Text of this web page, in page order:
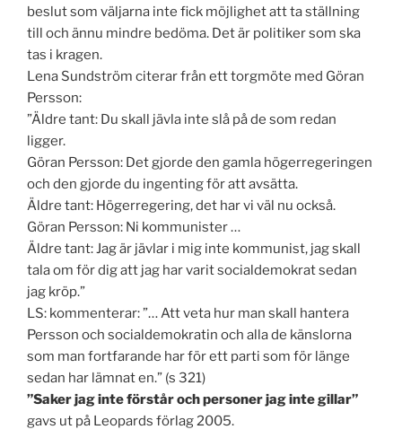
beslut som väljarna inte fick möjlighet att ta ställning
till och ännu mindre bedöma. Det är politiker som ska
tas i kragen.
Lena Sundström citerar från ett torgmöte med Göran
Persson:
”Äldre tant: Du skall jävla inte slå på de som redan
ligger.
Göran Persson: Det gjorde den gamla högerregeringen
och den gjorde du ingenting för att avsätta.
Äldre tant: Högerregering, det har vi väl nu också.
Göran Persson: Ni kommunister …
Äldre tant: Jag är jävlar i mig inte kommunist, jag skall
tala om för dig att jag har varit socialdemokrat sedan
jag kröp.”
LS: kommenterar: ”… Att veta hur man skall hantera
Persson och socialdemokratin och alla de känslorna
som man fortfarande har för ett parti som för länge
sedan har lämnat en.” (s 321)
”Saker jag inte förstår och personer jag inte gillar”
gavs ut på Leopards förlag 2005.